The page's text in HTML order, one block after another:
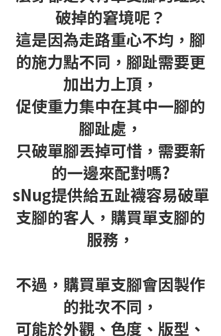
破掉的窘境呢？
這是因為走路重心不均，腳
的施力點不同，腳趾需要更
加出力上頂，
促使重力集中在其中一腳的
腳趾處，
只破單腳丟掉可惜，需要新
的一邊來配對嗎?
sNug提供給五趾襪容易破單
支腳的客人，購買單支腳的
服務，
不過，購買單支腳會因製作
的批次不同，
可能於外觀、色度、版型、